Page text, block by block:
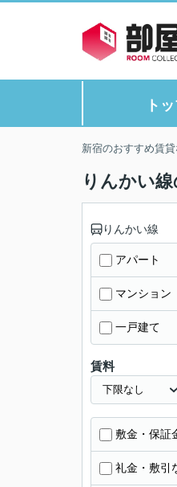
ト
新宿のおすすめ賃
りんかい
りんかい線
アパート
マンション
一戸建て
賃料
敷金・保証
礼金・敷引